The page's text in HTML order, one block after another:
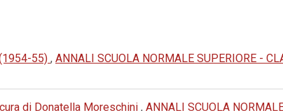
55) , ANNALI SCUOLA NORMALE SUPERIORE -
di Donatella Moreschini , ANNALI SCUOLA